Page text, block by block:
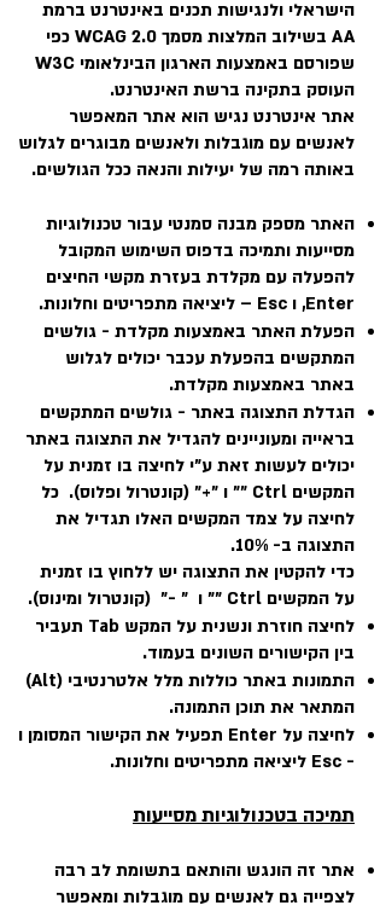
הישראלי ולנגישות תכנים באינטרנט ברמת
AA בשילוב המלצות מסמך WCAG 2.0 כפי
שפורסם באמצעות הארגון הבינלאומי W3C
העוסק בתקינה ברשת האינטרנט.
אתר אינטרנט נגיש הוא אתר המאפשר
לאנשים עם מוגבלות ולאנשים מבוגרים לגלוש
באותה רמה של יעילות והנאה ככל הגולשים.
האתר מספק מבנה סמנטי עבור טכנולוגיות
מסייעות ותמיכה בדפוס השימוש המקובל
להפעלה עם מקלדת בעזרת מקשי החיצים
Enter, ו Esc – ליציאה מתפריטים וחלונות.
הפעלת האתר באמצעות מקלדת - גולשים
המתקשים בהפעלת עכבר יכולים לגלוש
באתר באמצעות מקלדת.
הגדלת התצוגה באתר - גולשים המתקשים
בראייה ומעוניינים להגדיל את התצוגה באתר
יכולים לעשות זאת ע"י לחיצה בו זמנית על
המקשים Ctrl "" ו "+" (קונטרול ופלוס). כל
לחיצה על צמד המקשים האלו תגדיל את
התצוגה ב- 10%.
כדי להקטין את התצוגה יש ללחוץ בו זמנית
על המקשים Ctrl "" ו " -" (קונטרול ומינוס).
לחיצה חוזרת ונשנית על המקש Tab תעביר
בין הקישורים השונים בעמוד.
התמונות באתר כוללות מלל אלטרנטיבי (Alt)
המתאר את תוכן התמונה.
לחיצה על Enter תפעיל את הקישור המסומן ו
- Esc ליציאה מתפריטים וחלונות.
תמיכה בטכנולוגיות מסייעות
אתר זה הונגש והותאם בתשומת לב רבה
לצפייה גם לאנשים עם מוגבלות ומאפשר